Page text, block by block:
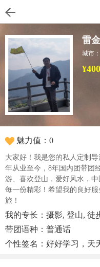
雷
城市
¥400
魅力值：0
大家好！我是您的私人定制
年从业至今，8年国内团带团
游、喜欢登山，爱好风水，
每一份精彩！希望我的良好
旅！
我的专长：摄影, 登山, 徒
带团语种：普通话
个性签名：好好学习，天